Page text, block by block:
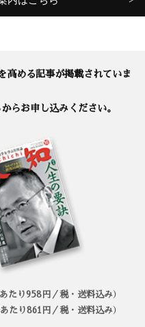
高める記事が掲載されていま
らお申し込みください。
たり958円／税・送料込み）
たり861円／税・送料込み）